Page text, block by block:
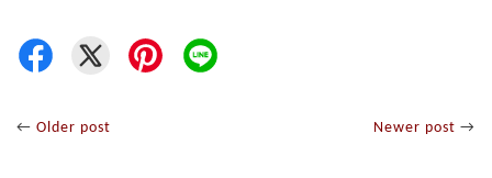
← Older post Newer post →